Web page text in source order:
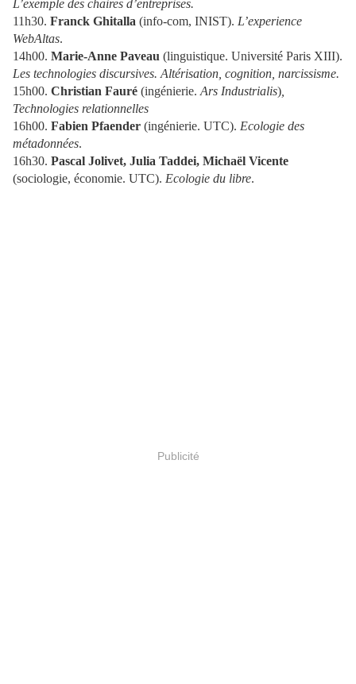
L’exemple des chaires d’entreprises.
11h30. Franck Ghitalla (info-com, INIST). L’experience
WebAltas.
14h00. Marie-Anne Paveau (linguistique. Université Paris XIII).
Les technologies discursives. Altérisation, cognition, narcissisme.
15h00. Christian Fauré (ingénierie. Ars Industrialis)
Technologies relationnelles
16h00. Fabien Pfaender (ingénierie. UTC). Ecologie des
métadonnées.
16h30. Pascal Jolivet, Julia Taddei, Michaël Vicente
(sociologie, économie. UTC). Ecologie du libre.
Publicité